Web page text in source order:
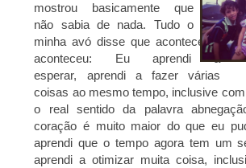
mostrou basicamente que eu
não sabia de nada. Tudo o que
minha avó disse que aconteceria,
aconteceu: Eu aprendi a
esperar, aprendi a fazer várias
coisas ao mesmo tempo, inclusive
o real sentido da palavra
coração é muito maior do que eu
aprendi que o tempo agora tem um
aprendi a otimizar muita coisa,